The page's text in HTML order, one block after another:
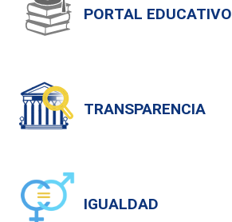
PORTAL EDUCATIVO
TRANSPARENCIA
IGUALDAD